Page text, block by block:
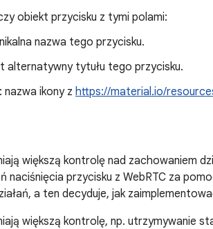
obiekt przycisku z tymi polami:
nazwa tego przycisku.
alternatywny tytułu tego przycisku.
: nazwa ikony z https://material.io/
większą kontrolę nad zachowaniem
naciśnięcia przycisku z WebRTC za
a ten decyduje, jak
większą kontrolę, np. utrzymywanie